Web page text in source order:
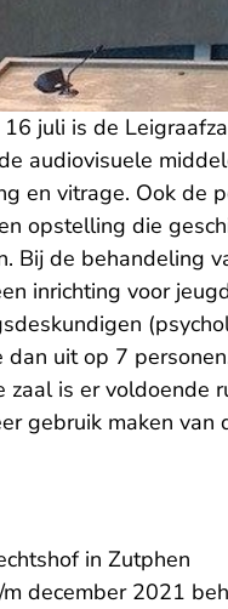
juli is de
audiovisuele
en vitrage. Ook de
opstelling die
. Bij de behandeling
inrichting voor
dan uit op 7
zaal is er voldoende
gebruik maken van
in Zutphen
december 2021